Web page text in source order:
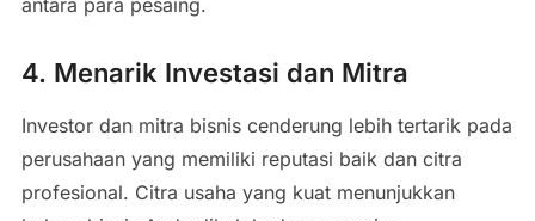
antara para pesaing.
4. Menarik Investasi dan Mitra
Investor dan mitra bisnis cenderung lebih tertarik pada
perusahaan yang memiliki reputasi baik dan citra
profesional. Citra usaha yang kuat menunjukkan